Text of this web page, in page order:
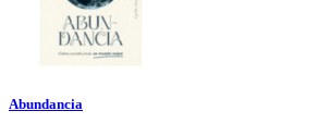
Abundancia